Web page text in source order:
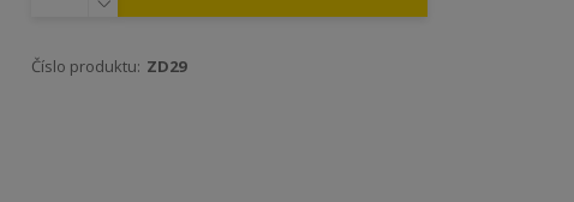
Číslo produktu: ZD29